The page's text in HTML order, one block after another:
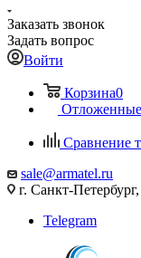
Заказать звонок
Задать вопрос
Войти
Корзина0
Отложенные
Сравнение
sale@armatel.ru
г. Санкт-
Telegram